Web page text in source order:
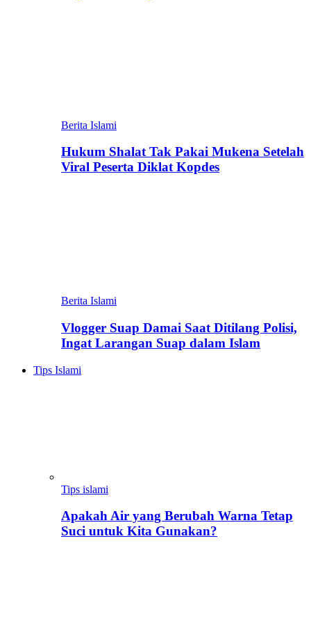
Berita Islami
Hukum Shalat Tak Pakai Mukena Setelah
Viral Peserta Diklat Kopdes
Berita Islami
Vlogger Suap Damai Saat Ditilang Polisi,
Ingat Larangan Suap dalam Islam
Tips Islami
Tips islami
Apakah Air yang Berubah Warna Tetap
Suci untuk Kita Gunakan?